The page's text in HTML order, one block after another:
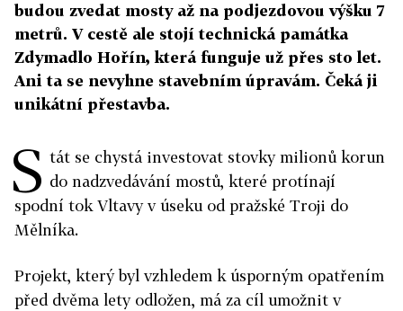
budou zvedat mosty až na podjezdovou výšku 7
metrů. V cestě ale stojí technická památka
Zdymadlo Hořín, která funguje už přes sto let.
Ani ta se nevyhne stavebním úpravám. Čeká ji
unikátní přestavba.
S tát se chystá investovat stovky milionů korun
do nadzvedávání mostů, které protínají
spodní tok Vltavy v úseku od pražské Troji do
Mělníka.
Projekt, který byl vzhledem k úsporným opatřením
před dvěma lety odložen, má za cíl umožnit v